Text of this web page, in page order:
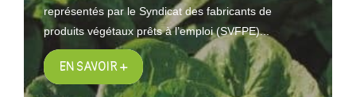
représentés par le Syndicat des fabricants de
produits végétaux prêts à l’emploi (SVFPE)...
EN SAVOIR +